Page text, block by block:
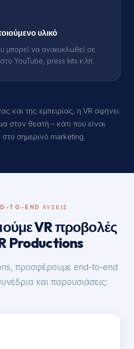
υλικό
μπορεί να ανακυκλωθεί σε
YouTube, press kits κ.λπ.
και της εμπειρίας, η VR αφήνει
στον θεατή – κάτι που είναι
στο σημερινό marketing.
TO-END ΛΥΣΕΙΣ
VR προβολές
Productions
προσφέρουμε end-to-end
και παρουσιάσεις: